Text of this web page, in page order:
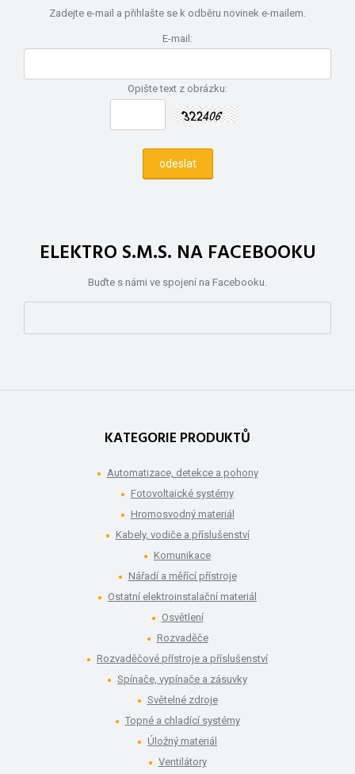
Zadejte e-mail a přihlašte se k odběru novinek e-mailem.
E-mail:
Opište text z obrázku:
ELEKTRO S.M.S. NA FACEBOOKU
Buďte s námi ve spojení na Facebooku.
KATEGORIE PRODUKTŮ
Automatizace, detekce a pohony
Fotovoltaické systémy
Hromosvodný materiál
Kabely, vodiče a příslušenství
Komunikace
Nářadí a měřící přístroje
Ostatní elektroinstalační materiál
Osvětlení
Rozvaděče
Rozvaděčové přístroje a příslušenství
Spínače, vypínače a zásuvky
Světelné zdroje
Topné a chladící systémy
Úložný materiál
Ventilátory